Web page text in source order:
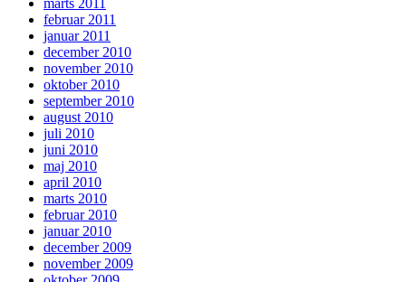
februar 2011
januar 2011
december 2010
november 2010
oktober 2010
september 2010
august 2010
juli 2010
juni 2010
maj 2010
april 2010
marts 2010
februar 2010
januar 2010
december 2009
november 2009